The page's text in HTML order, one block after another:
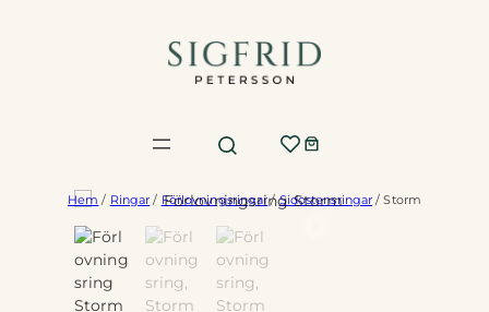
Hem / Ringar / Förlovningsringar/Sidostensringar / Storm